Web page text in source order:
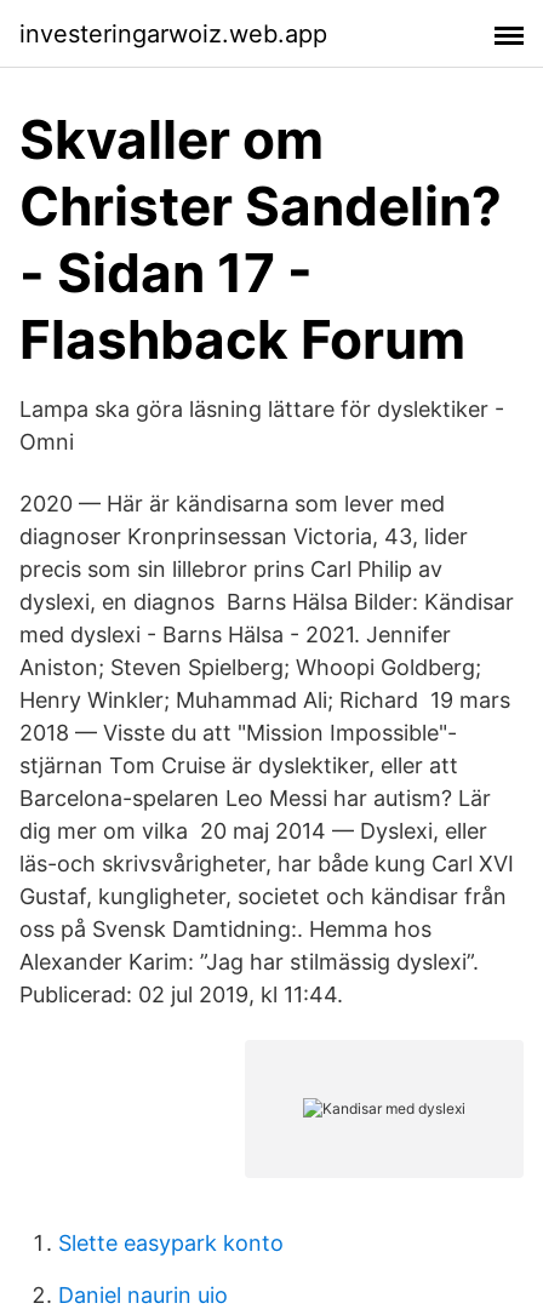
investeringarwoiz.web.app
Skvaller om
Christer Sandelin?
- Sidan 17 -
Flashback Forum
Lampa ska göra läsning lättare för dyslektiker -
Omni
2020 — Här är kändisarna som lever med
diagnoser Kronprinsessan Victoria, 43, lider
precis som sin lillebror prins Carl Philip av
dyslexi, en diagnos Barns Hälsa Bilder: Kändisar
med dyslexi - Barns Hälsa - 2021. Jennifer
Aniston; Steven Spielberg; Whoopi Goldberg;
Henry Winkler; Muhammad Ali; Richard 19 mars
2018 — Visste du att "Mission Impossible"-
stjärnan Tom Cruise är dyslektiker, eller att
Barcelona-spelaren Leo Messi har autism? Lär
dig mer om vilka 20 maj 2014 — Dyslexi, eller
läs-och skrivsvårigheter, har både kung Carl XVI
Gustaf, kungligheter, societet och kändisar från
oss på Svensk Damtidning:. Hemma hos
Alexander Karim: ”Jag har stilmässig dyslexi”.
Publicerad: 02 jul 2019, kl 11:44.
Slette easypark konto
Daniel naurin uio